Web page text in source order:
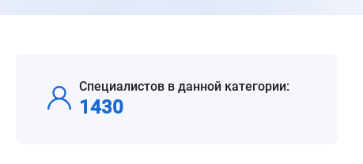
Специалистов в данной категории:
1430